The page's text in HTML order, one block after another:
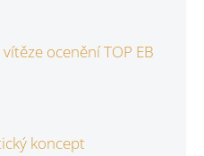
ocenění TOP EB
koncept